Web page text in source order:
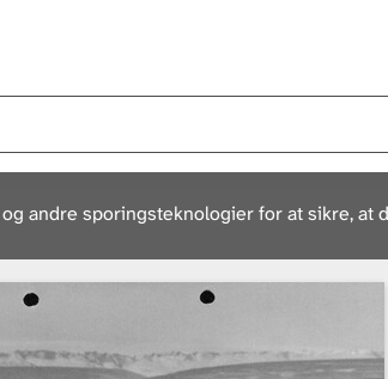
andre sporingsteknologier for at sikre, at